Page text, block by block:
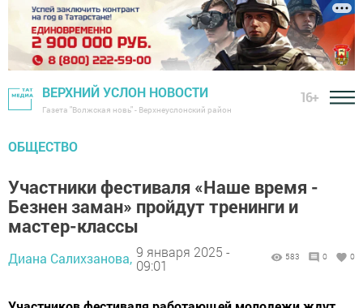
ВЕРХНИЙ УСЛОН НОВОСТИ
Газета "Волжская новь" - Верхнеуслонский район
16+
ОБЩЕСТВО
Участники фестиваля «Наше время -
Безнен заман» пройдут тренинги и
мастер-классы
Диана Салихзанова, 9 января 2025 -
09:01
583 0 0